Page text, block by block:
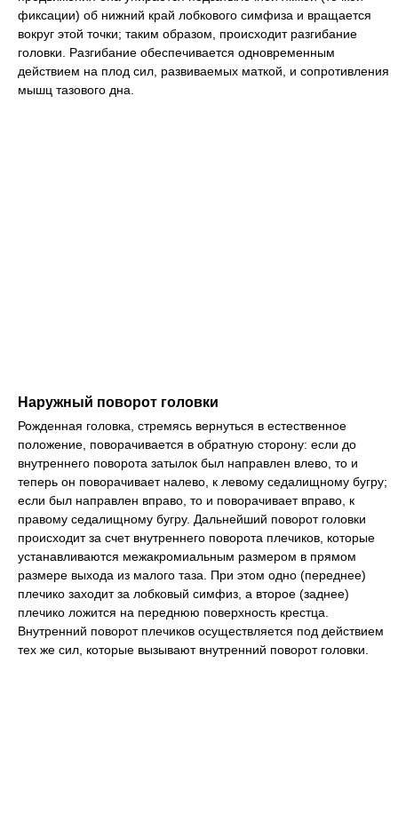
фиксации) об нижний край лобкового симфиза и вращается
вокруг этой точки; таким образом, происходит разгибание
головки. Разгибание обеспечивается одновременным
действием на плод сил, развиваемых маткой, и сопротивления
мышц тазового дна.
Наружный поворот головки
Рожденная головка, стремясь вернуться в естественное
положение, поворачивается в обратную сторону: если до
внутреннего поворота затылок был направлен влево, то и
теперь он поворачивает налево, к левому седалищному бугру;
если был направлен вправо, то и поворачивает вправо, к
правому седалищному бугру. Дальнейший поворот головки
происходит за счет внутреннего поворота плечиков, которые
устанавливаются межакромиальным размером в прямом
размере выхода из малого таза. При этом одно (переднее)
плечико заходит за лобковый симфиз, а второе (заднее)
плечико ложится на переднюю поверхность крестца.
Внутренний поворот плечиков осуществляется под действием
тех же сил, которые вызывают внутренний поворот головки.